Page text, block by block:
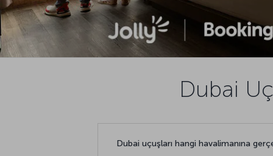
Dubai
Dubai uçuşları hangi havalimanına